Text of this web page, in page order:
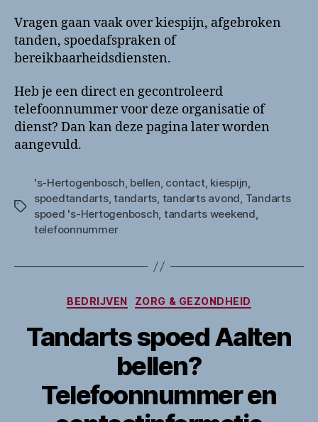
Vragen gaan vaak over kiespijn, afgebroken
tanden, spoedafspraken of
bereikbaarheidsdiensten.
Heb je een direct en gecontroleerd
telefoonnummer voor deze organisatie of
dienst? Dan kan deze pagina later worden
aangevuld.
Tags
's-Hertogenbosch, bellen, contact, kiespijn,
spoedtandarts,tandarts, tandarts avond, Tandarts
spoed 's-Hertogenbosch, tandarts weekend,
telefoonnummer
Categorieën
BEDRIJVEN ZORG & GEZONDHEID
Tandarts spoed Aalten
bellen?
Telefoonnummer en